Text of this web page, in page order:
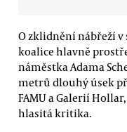
O zklidnění nábřeží v
koalice hlavně
náměstka Adama
metrů dlouhý úsek
FAMU a Galerií
hlasitá kritika.